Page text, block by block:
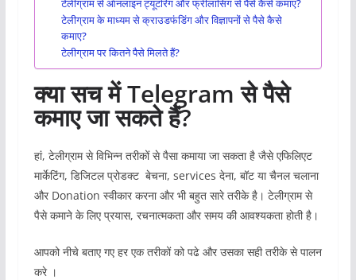
टेलीग्राम के माध्यम से क्राउडफंडिंग और विज्ञापनों से पैसे कैसे
कमाए?
टेलीग्राम पर कितने पैसे मिलते हैं?
क्या सच में Telegram से पैसे
कमाए जा सकते हैं?
हां, टेलीग्राम से विभिन्न तरीकों से पैसा कमाया जा सकता है जैसे एफिलिएट
मार्केटिंग, डिजिटल प्रोडक्ट बेचना, services देना, बॉट या चैनल चलाना
और Donation स्वीकार करना और भी बहुत सारे तरीके है। टेलीग्राम से
पैसे कमाने के लिए प्रयास, रचनात्मकता और समय की आवश्यकता होती है।
आपको नीचे बताए गए हर एक तरीकों को पढे और उसका सही तरीके से पालन
करे ।